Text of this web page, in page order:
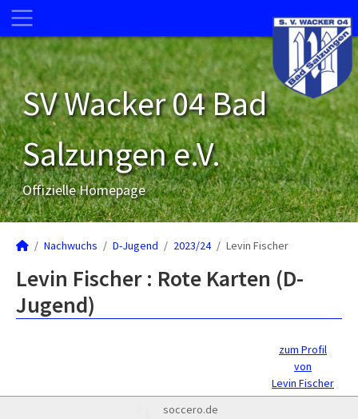
SV Wacker 04 Bad
Salzungen e.V.
Offizielle Homepage
Nachwuchs D-Jugend 2023/24 Levin Fischer
Levin Fischer : Rote Karten (D-
Jugend)
zum Profil
von
Levin Fischer
soccero.de